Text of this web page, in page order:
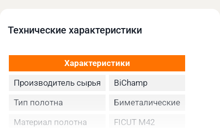
Технические xарактеристики
Характеристики
Производитель сырья
BiChamp
Тип полотна
Биметалические
Материал полотна
FICUT М42